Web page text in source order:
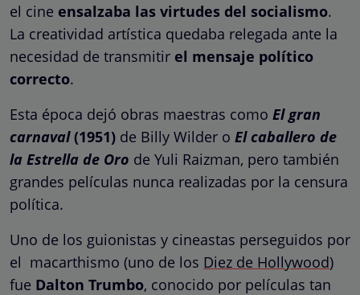
el cine ensalzaba las virtudes del socialismo.
La creatividad artística quedaba relegada ante la
necesidad de transmitir el mensaje político
correcto.
Esta época dejó obras maestras como El gran
carnaval (1951) de Billy Wilder o El caballero de
la Estrella de Oro de Yuli Raizman, pero también
grandes películas nunca realizadas por la censura
política.
Uno de los guionistas y cineastas perseguidos por
el macarthismo (uno de los Diez de Hollywood)
fue Dalton Trumbo, conocido por películas tan